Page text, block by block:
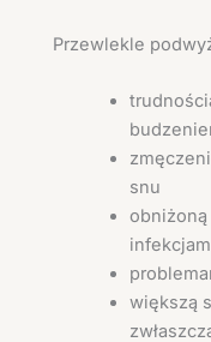
Przewlekle
snu
większą